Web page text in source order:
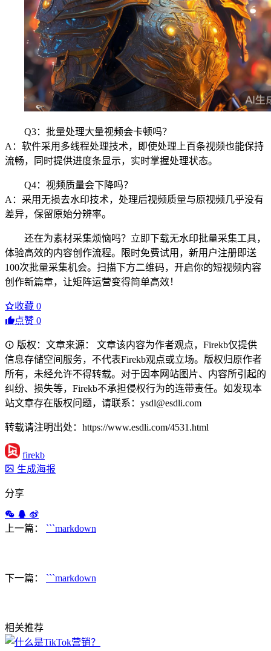
Q3：批量处理大量视频会卡顿吗？
A：软件采用多线程处理技术，即使处理上百条视频也能保持
流畅，同时提供进度条显示，实时掌握处理状态。
Q4：视频质量会下降吗？
A：采用无损去水印技术，处理后视频质量与原视频几乎没有
差异，保留原始分辨率。
还在为素材采集烦恼吗？立即下载无水印批量采集工具，
体验高效的内容创作流程。限时免费试用，新用户注册即送
100次批量采集机会。扫描下方二维码，开启你的短视频内容
创作新篇章，让矩阵运营变得简单高效！
收藏 0
点赞 0
版权：文章来源： 文章该内容为作者观点，Firekb仅提供
信息存储空间服务，不代表Firekb观点或立场。版权归原作者
所有，未经允许不得转载。对于因本网站图片、内容所引起的
纠纷、损失等，Firekb不承担侵权行为的连带责任。如发现本
站文章存在版权问题，请联系：ysdl@esdli.com
转载请注明出处：https://www.esdli.com/4531.html
firekb
生成海报
分享
上一篇： ```markdown
下一篇： ```markdown
相关推荐